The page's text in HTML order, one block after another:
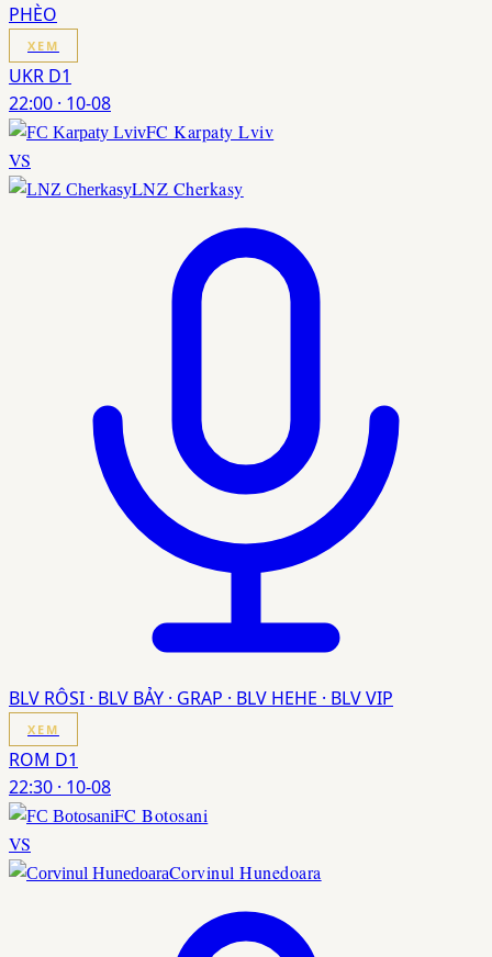
PHÈO
XEM
UKR D1
22:00 · 10-08
FC Karpaty Lviv
VS
LNZ Cherkasy
BLV RÔSI · BLV BẢY · GRAP · BLV HEHE · BLV VIP
XEM
ROM D1
22:30 · 10-08
FC Botosani
VS
Corvinul Hunedoara